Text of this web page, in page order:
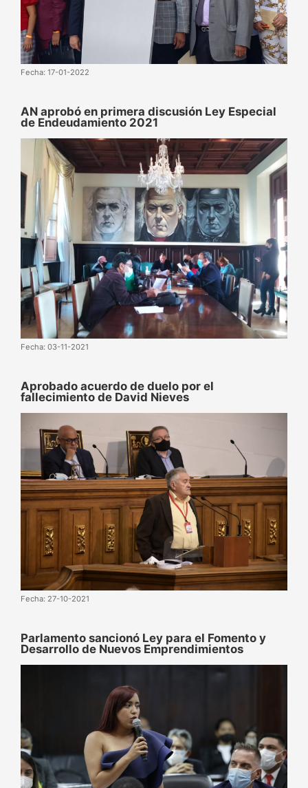
Fecha: 17-01-2022
AN aprobó en primera discusión Ley Especial
de Endeudamiento 2021
Fecha: 03-11-2021
Aprobado acuerdo de duelo por el
fallecimiento de David Nieves
Fecha: 27-10-2021
Parlamento sancionó Ley para el Fomento y
Desarrollo de Nuevos Emprendimientos